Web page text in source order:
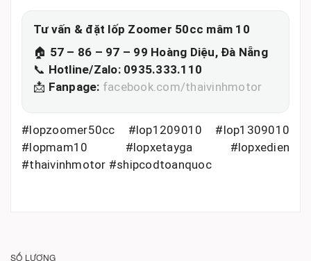
Tư vấn & đặt lốp Zoomer 50cc mâm 10
🏠 57 – 86 – 97 – 99 Hoàng Diệu, Đà Nẵng
📞 Hotline/Zalo: 0935.333.110
📩 Fanpage: facebook.com/thaivinhmotor
#lopzoomer50cc #lop1209010 #lop1309010
#lopmam10 #lopxetayga #lopxedien
#thaivinhmotor #shipcodtoanquoc
SỐ LƯỢNG